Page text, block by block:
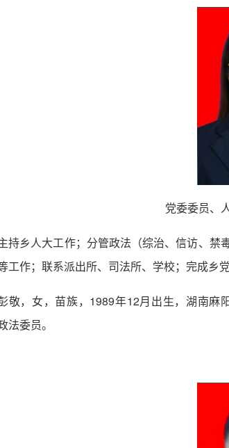
党委委员、
持乡人大工作；分管政法（综治、信访、禁
工作；联系派出所、司法所、学校；完成乡
敬，女，苗族，1989年12月出生，湖南麻
法委员。